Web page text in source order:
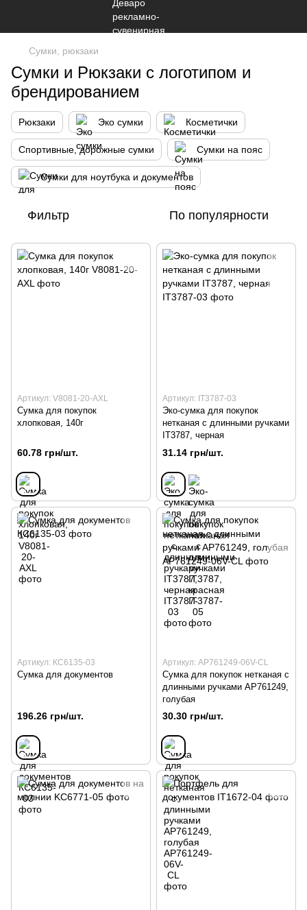
Сумки, рюкзаки
Сумки и Рюкзаки с логотипом и
брендированием
Рюкзаки Эко сумки Косметички
Спортивные, дорожные сумки Сумки на пояс
Сумки для ноутбука и документов
Фильтр По популярности
Артикул: V8081-20-AXL
Сумка для покупок
хлопковая, 140г
60.78 грн/шт.
Артикул: IT3787-03
Эко-сумка для покупок
нетканая с длинными ручками
IT3787, черная
31.14 грн/шт.
Артикул: КС6135-03
Сумка для документов
196.26 грн/шт.
Артикул: AP761249-06V-CL
Сумка для покупок нетканая с
длинными ручками AP761249,
голубая
30.30 грн/шт.